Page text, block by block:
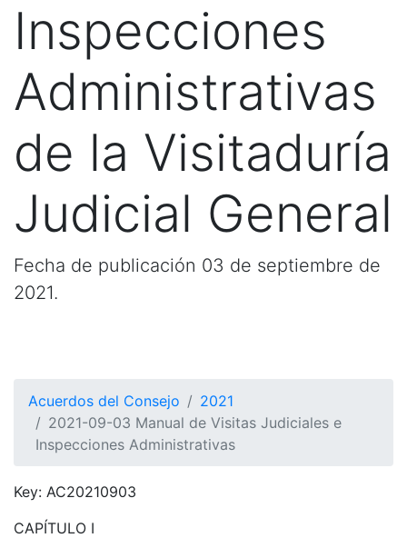
Inspecciones
Administrativas
de la Visitaduría
Judicial General
Fecha de publicación 03 de septiembre de
2021.
Acuerdos del Consejo
2021
2021-09-03 Manual de Visitas Judiciales e
Inspecciones Administrativas
Key: AC20210903
CAPÍTULO I